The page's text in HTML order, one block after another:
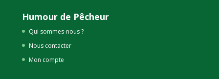
Humour de Pêcheur
Qui sommes-nous ?
Nous contacter
Mon compte